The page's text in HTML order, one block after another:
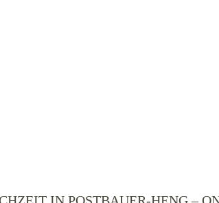
IN POSTBAUER-HENG –